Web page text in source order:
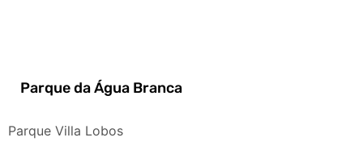
Parque da Água Branca
Parque Villa Lobos